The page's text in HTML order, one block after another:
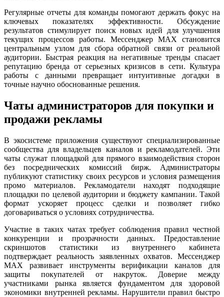
Регулярные отчеты для команды помогают держать фокус на
ключевых показателях эффективности. Обсуждение
результатов стимулирует поиск новых идей для улучшения
текущих процессов работы. Мессенджер MAX становится
центральным узлом для сбора обратной связи от реальной
аудитории. Быстрая реакция на негативные тренды спасает
репутацию бренда от серьезных кризисов в сети. Культура
работы с данными превращает интуитивные догадки в
точные научно обоснованные решения.
Чаты администраторов для покупки и
продажи рекламы
В экосистеме приложения существуют специализированные
сообщества для владельцев каналов и рекламодателей. Эти
чаты служат площадкой для прямого взаимодействия сторон
без посреднических комиссий бирж. Администраторы
публикуют статистику своих ресурсов и условия размещения
промо материалов. Рекламодатели находят подходящие
площадки по целевой аудитории и бюджету кампании. Такой
формат ускоряет процесс сделки и позволяет гибко
договариваться о условиях сотрудничества.
Участие в таких чатах требует соблюдения правил честной
конкуренции и прозрачности данных. Предоставление
скриншотов статистики из внутреннего кабинета
подтверждает реальность заявленных охватов. Мессенджер
MAX развивает инструменты верификации каналов для
защиты покупателей от накруток. Доверие между
участниками рынка является фундаментом для здоровой
экономики внутренней рекламы. Нарушители правил быстро